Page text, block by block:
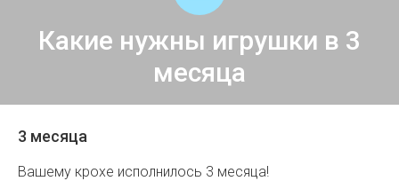
Какие нужны игрушки в 3
месяца
3 месяца
Вашему крохе исполнилось 3 месяца!